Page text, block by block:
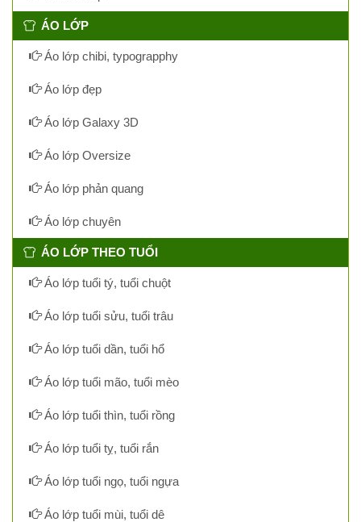
ÁO LỚP
Áo lớp chibi, typograpphy
Áo lớp đẹp
Áo lớp Galaxy 3D
Áo lớp Oversize
Áo lớp phản quang
Áo lớp chuyên
ÁO LỚP THEO TUỔI
Áo lớp tuổi tý, tuổi chuột
Áo lớp tuổi sửu, tuổi trâu
Áo lớp tuổi dần, tuổi hổ
Áo lớp tuổi mão, tuổi mèo
Áo lớp tuổi thìn, tuổi rồng
Áo lớp tuổi tỵ, tuổi rắn
Áo lớp tuổi ngọ, tuổi ngựa
Áo lớp tuổi mùi, tuổi dê